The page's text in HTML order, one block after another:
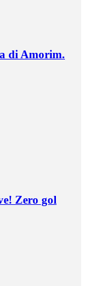
di Amorim.
Zero gol